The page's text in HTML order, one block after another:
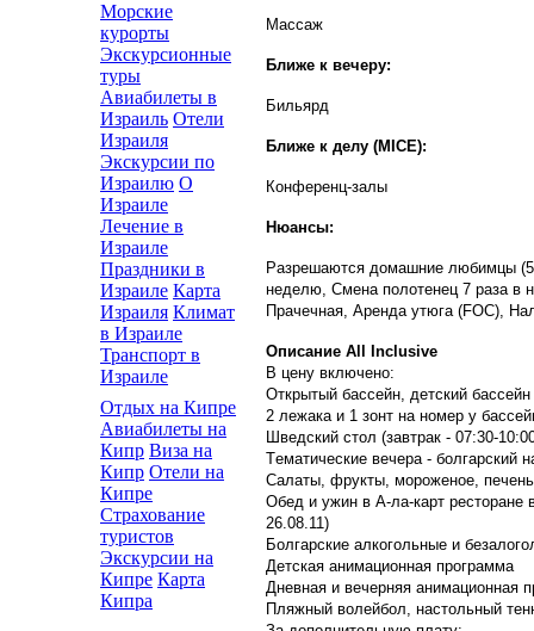
Морские
курорты
Экскурсионные
туры
Авиабилеты в
Израиль Отели
Израиля
Экскурсии по
Израилю О
Израиле
Лечение в
Израиле
Праздники в
Израиле Карта
Израиля Климат
в Израиле
Транспорт в
Израиле
Отдых на Кипре
Авиабилеты на
Кипр Виза на
Кипр Отели на
Кипре
Страхование
туристов
Экскурсии на
Кипре Карта
Кипра
Массаж
Ближе к вечеру:
Бильярд
Ближе к делу (MICE):
Конференц-залы
Нюансы:
Разрешаются домашние любимцы (5
неделю, Смена полотенец 7 раза в
Прачечная, Аренда утюга (FOC),
Описание All Inclusive
В цену включено:
Oткрытый бассейн, детский бассейн
2 лежака и 1 зонт на номер у
Шведский стол (завтрак - 07:30-
Tематические вечера - болгарский
Салаты, фрукты, мороженое,
Обед и ужин в А-ла-карт
26.08.11)
Болгарские алкогольные и
Детская анимационная программа
Дневная и вечерняя анимационная
Пляжный волейбол, настольный